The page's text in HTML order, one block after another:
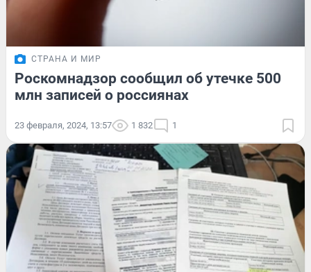
СТРАНА И МИР
Роскомнадзор сообщил об утечке 500
млн записей о россиянах
23 февраля, 2024, 13:57 1 832 1